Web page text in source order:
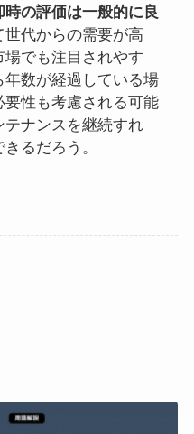
時の評価は一般的に良
代からの需要が高
場でも注目されやす
数が経過している場
性も考慮される可能
ナンスを継続すれ
るだろう。